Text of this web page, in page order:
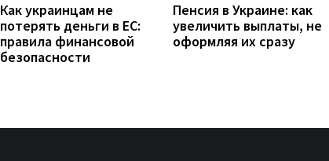
Как украинцам не
потерять деньги в ЕС:
правила финансовой
безопасности
Пенсия в Украине: как
увеличить выплаты, не
оформляя их сразу